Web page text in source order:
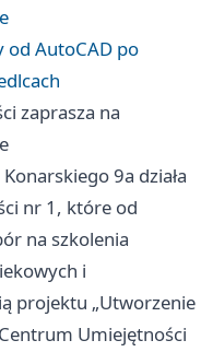
od AutoCAD po
zaprasza na
9a działa
nr 1, które od
na szkolenia
i
projektu „Utworzenie
Umiejętności